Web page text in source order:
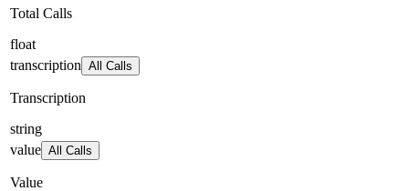
Total Calls
float
transcription All Calls
Transcription
string
value All Calls
Value